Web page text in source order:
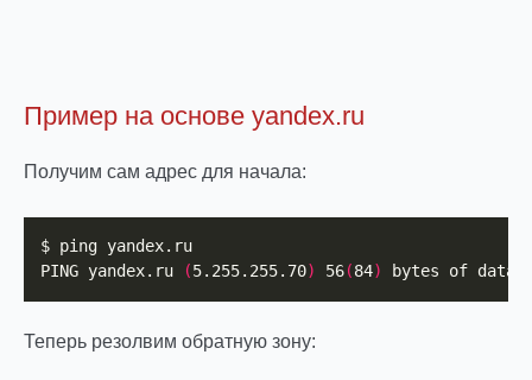
Пример на основе yandex.ru
Получим сам адрес для начала:
$ ping yandex.ru
PING yandex.ru
(5.255.255.70) 56(84) bytes of data.
Теперь резолвим обратную зону: